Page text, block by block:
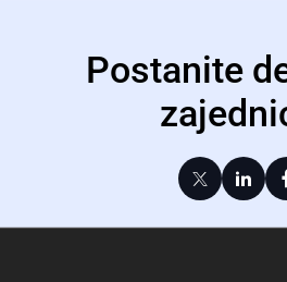
Postanite